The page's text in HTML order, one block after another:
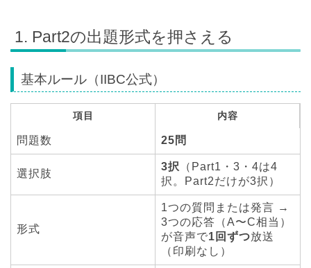
1. Part2の出題形式を押さえる
基本ルール（IIBC公式）
項目 内容
問題数 25問
選択肢
3択
（Part1・3・4は4
択。Part2だけが3択）
形式
1つの質問または発言 →
3つの応答（A〜C相当）
が音声で1回ずつ放送
（印刷なし）